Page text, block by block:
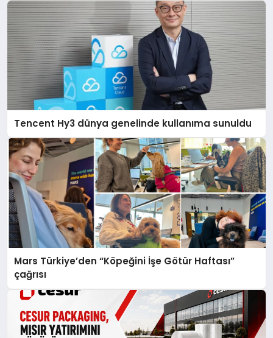
Tencent Hy3 dünya genelinde kullanıma sunuldu
Mars Türkiye’den “Köpeğini İşe Götür Haftası”
çağrısı